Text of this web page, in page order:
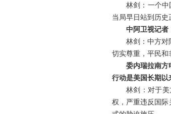
林剑：一个中
当局早日站到历史
中阿卫视记者
林剑：中方对
切实尊重，平民和
委内瑞拉南方
行动是美国长期以
林剑：对于
权，严重违反国